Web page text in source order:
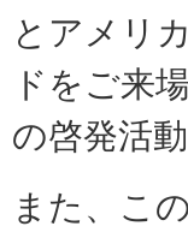
とアメリ
ドをご来
の啓発活
また、こ